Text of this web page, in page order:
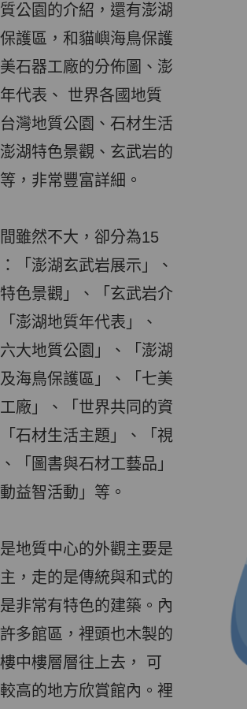
公園的介紹，還有澎湖
護區，和貓嶼海鳥保護
石器工廠的分佈圖、澎
代表、 世界各國地質
灣地質公園、石材生活
湖特色景觀、玄武岩的
，非常豐富詳細。
雖然不大，卻分為15
「澎湖玄武岩展示」、
特色景觀」、「玄武岩介
澎湖地質年代表」、
六大地質公園」、「澎湖
海鳥保護區」、「七美
廠」、「世界共同的資
石材生活主題」、「視
「圖書與石材工藝品」
益智活動」等。
地質中心的外觀主要是
，走的是傳統與和式的
非常有特色的建築。內
多館區，裡頭也木製的
中樓層層往上去， 可
高的地方欣賞館內。裡